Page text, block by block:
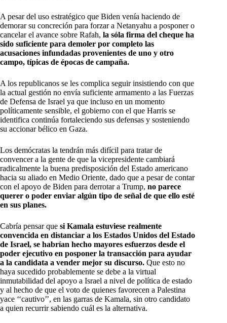
A pesar del uso estratégico que Biden venía haciendo de
demorar su concreción para forzar a Netanyahu a posponer o
cancelar el avance sobre Rafah, la sóla firma del cheque ha
sido suficiente para demoler por completo las
acusaciones infundadas provenientes de uno y otro
campo, típicas de épocas de campaña.
A los republicanos se les complica seguir insistiendo con que
la actual gestión no envía suficiente armamento a las Fuerzas
de Defensa de Israel ya que incluso en un momento
políticamente sensible, el gobierno con el que Harris se
identifica continúa fortaleciendo sus defensas y sosteniendo
su accionar bélico en Gaza.
Los demócratas la tendrán más difícil para tratar de
convencer a la gente de que la vicepresidente cambiará
radicalmente la buena predisposición del Estado americano
hacia su aliado en Medio Oriente, dado que a pesar de contar
con el apoyo de Biden para derrotar a Trump, no parece
querer o poder enviar algún tipo de señal de que ello esté
en sus planes.
Cabría pensar que si Kamala estuviese realmente
convencida en distanciar a los Estados Unidos del Estado
de Israel, se habrían hecho mayores esfuerzos desde el
poder ejecutivo en posponer la transacción para ayudar
a la candidata a vender mejor su discurso. Que esto no
haya sucedido probablemente se debe a la virtual
inmutabilidad del apoyo a Israel a nivel de política de estado
y al hecho de que el voto de quienes favorecen a Palestina
yace ‘‘cautivo’’, en las garras de Kamala, sin otro candidato
a quien recurrir sabiendo cuál es la alternativa.